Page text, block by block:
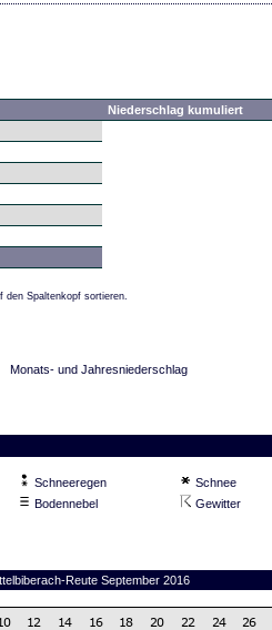
Niederschlag kumuliert
den Spaltenkopf sortieren.
Monats- und Jahresniederschlag
Schneeregen Schnee
Bodennebel Gewitter
Reute September 2016